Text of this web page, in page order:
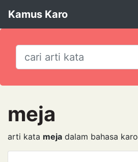
Kamus Karo
meja
arti kata meja dalam bahasa karo